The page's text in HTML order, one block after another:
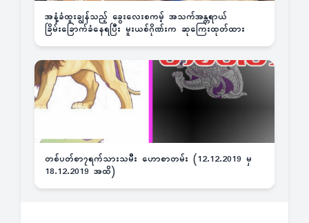
အနံ့ခံထူးချွန်သည့် ခွေးလေးစကမ့် အသက်အန္တရာယ်
ခြိမ်းခြောက်ခံနေရပြီး မူးယစ်ဂိုဏ်းက ဆုကြေးထုတ်ထား
တစ်ပတ်စာ၇ရက်သားသမီး ဟောစာတမ်း (12.12.2019 မှ
18.12.2019 အထိ)